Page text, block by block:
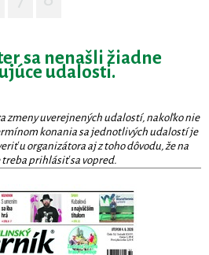
sa nenašli žiadne
udalosti.
zmeny uverejnených udalostí, nakoľko nie
konania sa jednotlivých udalostí je
u organizátora aj z toho dôvodu, že na
prihlásiť sa vopred.